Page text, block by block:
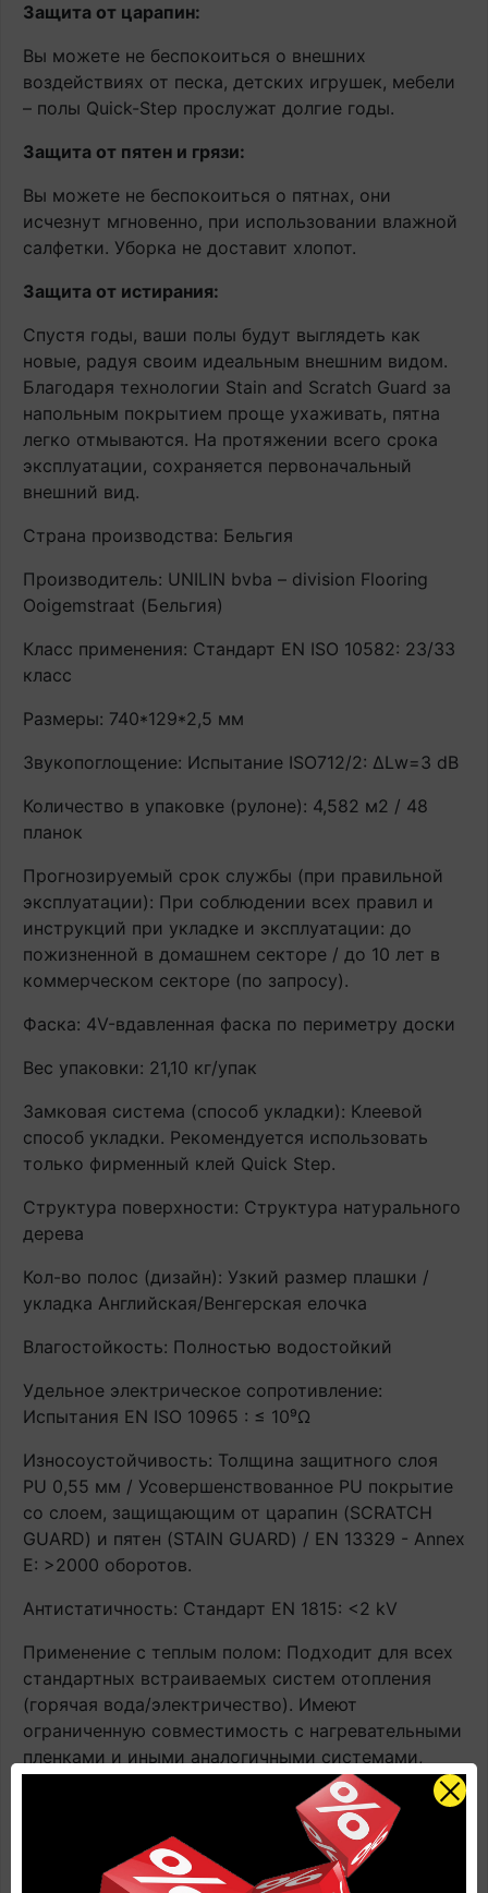
Защита от царапин:
Вы можете не беспокоиться о внешних
воздействиях от песка, детских игрушек, мебели
– полы Quick-Step прослужат долгие годы.
Защита от пятен и грязи:
Вы можете не беспокоиться о пятнах, они
исчезнут мгновенно, при использовании влажной
салфетки. Уборка не доставит хлопот.
Защита от истирания:
Спустя годы, ваши полы будут выглядеть как
новые, радуя своим идеальным внешним видом.
Благодаря технологии Stain and Scratch Guard за
напольным покрытием проще ухаживать, пятна
легко отмываются. На протяжении всего срока
эксплуатации, сохраняется первоначальный
внешний вид.
Страна производства: Бельгия
Производитель: UNILIN bvba – division Flooring
Ooigemstraat (Бельгия)
Класс применения: Стандарт EN ISO 10582: 23/33
класс
Размеры: 740*129*2,5 мм
Звукопоглощение: Испытание ISO712/2: ∆Lw=3 dB
Количество в упаковке (рулоне): 4,582 м2 / 48
планок
Прогнозируемый срок службы (при правильной
эксплуатации): При соблюдении всех правил и
инструкций при укладке и эксплуатации: до
пожизненной в домашнем секторе / до 10 лет в
коммерческом секторе (по запросу).
Фаска: 4V-вдавленная фаска по периметру доски
Вес упаковки: 21,10 кг/упак
Замковая система (способ укладки): Клеевой
способ укладки. Рекомендуется использовать
только фирменный клей Quick Step.
Структура поверхности: Структура натурального
дерева
Кол-во полос (дизайн): Узкий размер плашки /
укладка Английская/Венгерская елочка
Влагостойкость: Полностью водостойкий
Удельное электрическое сопротивление:
Испытания EN ISO 10965 : ≤ 10⁹Ω
Износоустойчивость: Толщина защитного слоя
PU 0,55 мм / Усовершенствованное PU покрытие
со слоем, защищающим от царапин (SCRATCH
GUARD) и пятен (STAIN GUARD) / EN 13329 - Annex
E: >2000 оборотов.
Антистатичность: Стандарт EN 1815: <2 kV
Применение с теплым полом: Подходит для всех
стандартных встраиваемых систем отопления
(горячая вода/электричество). Имеют
ограниченную совместимость с нагревательными
пленками и иными аналогичными системами,
располагающимися поверх чернового пола.
Контактная температура ≤ 27°C. ВАЖНО! При
эксплуатации напольного покрытия с системами
подогрева строго соблюдать инструкцию по
применению напольного покрытия. В противном